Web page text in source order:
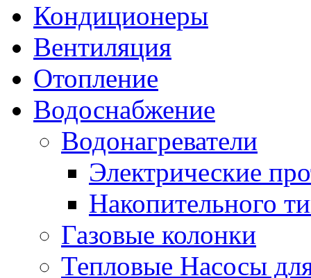
Кондиционеры
Вентиляция
Отопление
Водоснабжение
Водонагреватели
Электрические
Накопительного
Газовые колонки
Тепловые Насосы